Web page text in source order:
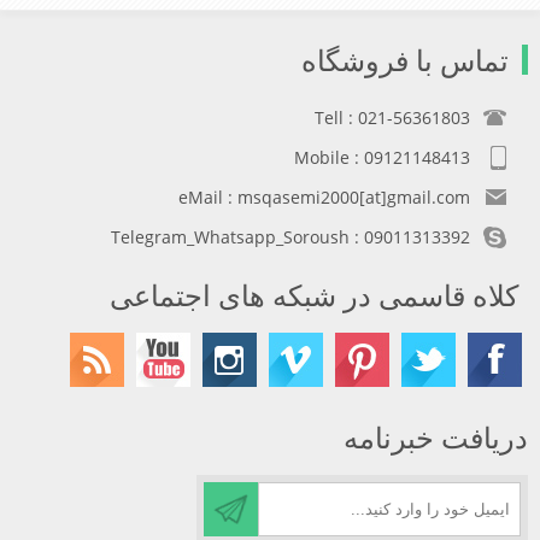
تماس با فروشگاه
Tell : 021-56361803
Mobile : 09121148413
eMail : msqasemi2000[at]gmail.com
Telegram_Whatsapp_Soroush : 09011313392
کلاه قاسمی در شبکه های اجتماعی
دریافت خبرنامه